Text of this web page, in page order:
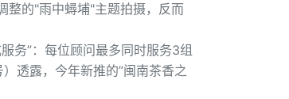
整的"雨中蟳埔"主题拍摄，反而
务”：每位顾问最多同时服务3组
透露，今年新推的”闽南茶香之